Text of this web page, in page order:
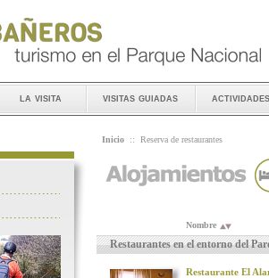
la visita visitas guiadas actividades
Inicio :: Reserva de restaurantes
Nombre
Restaurantes en el entorno del
Restaurante El